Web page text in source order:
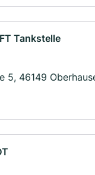
Tankstelle
5, 46149